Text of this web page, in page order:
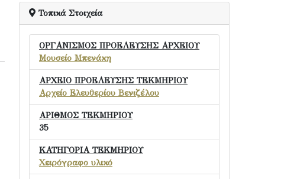
Τοπικά Στοιχεία
ΟΡΓΑΝΙΣΜΟΣ ΠΡΟΕΛΕΥΣΗΣ ΑΡΧΕΙΟΥ
Μουσείο Μπενάκη
ΑΡΧΕΙΟ ΠΡΟΕΛΕΥΣΗΣ ΤΕΚΜΗΡΙΟΥ
Αρχείο Ελευθερίου Βενιζέλου
ΑΡΙΘΜΟΣ ΤΕΚΜΗΡΙΟΥ
35
ΚΑΤΗΓΟΡΙΑ ΤΕΚΜΗΡΙΟΥ
Χειρόγραφο υλικό